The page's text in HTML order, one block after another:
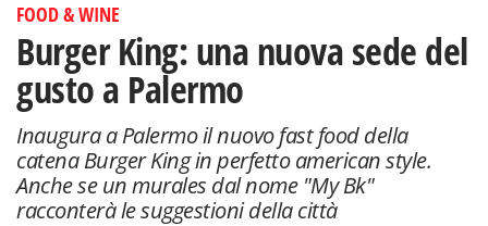
FOOD & WINE
Burger King: una nuova sede del
gusto a Palermo
Inaugura a Palermo il nuovo fast food della
catena Burger King in perfetto american style.
Anche se un murales dal nome "My Bk"
racconterà le suggestioni della città